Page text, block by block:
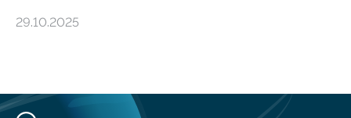
fünf Jahren erforschen, wie Bakterien auf
Insektenblume. Das Bundesministerium für Forschung,
29.10.2025